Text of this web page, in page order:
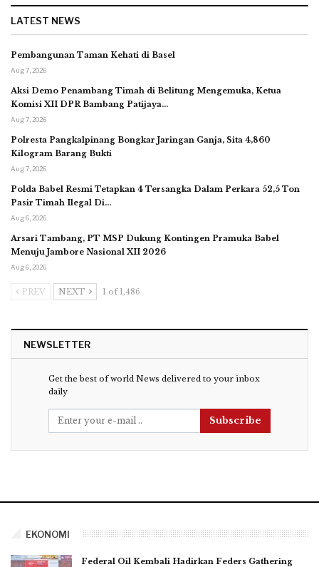
LATEST NEWS
Pembangunan Taman Kehati di Basel
Aug 7, 2026
Aksi Demo Penambang Timah di Belitung Mengemuka, Ketua
Komisi XII DPR Bambang Patijaya…
Aug 7, 2026
Polresta Pangkalpinang Bongkar Jaringan Ganja, Sita 4,860
Kilogram Barang Bukti
Aug 7, 2026
Polda Babel Resmi Tetapkan 4 Tersangka Dalam Perkara 52,5 Ton
Pasir Timah Ilegal Di…
Aug 6, 2026
Arsari Tambang, PT MSP Dukung Kontingen Pramuka Babel
Menuju Jambore Nasional XII 2026
Aug 6, 2026
PREV NEXT 1 of 1,486
NEWSLETTER
Get the best of world News delivered to your inbox
daily
Subscribe
EKONOMI
Federal Oil Kembali Hadirkan Feders Gathering